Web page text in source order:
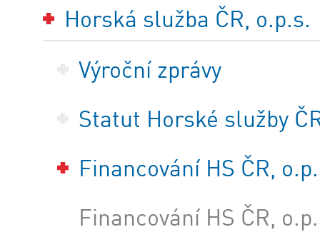
Horská služba ČR, o.p.s.
Výroční zprávy
Statut Horské služby
Financování HS ČR,
Financování HS ČR,